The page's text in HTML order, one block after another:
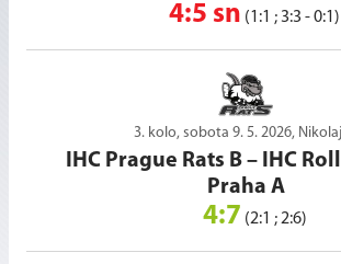
4:5 sn (1:1 ; 3:3 - 0:1)
3. kolo, sobota 9. 5. 2026,
IHC Prague Rats B– IHC
Praha A
4:7 (2:1 ; 2:6)